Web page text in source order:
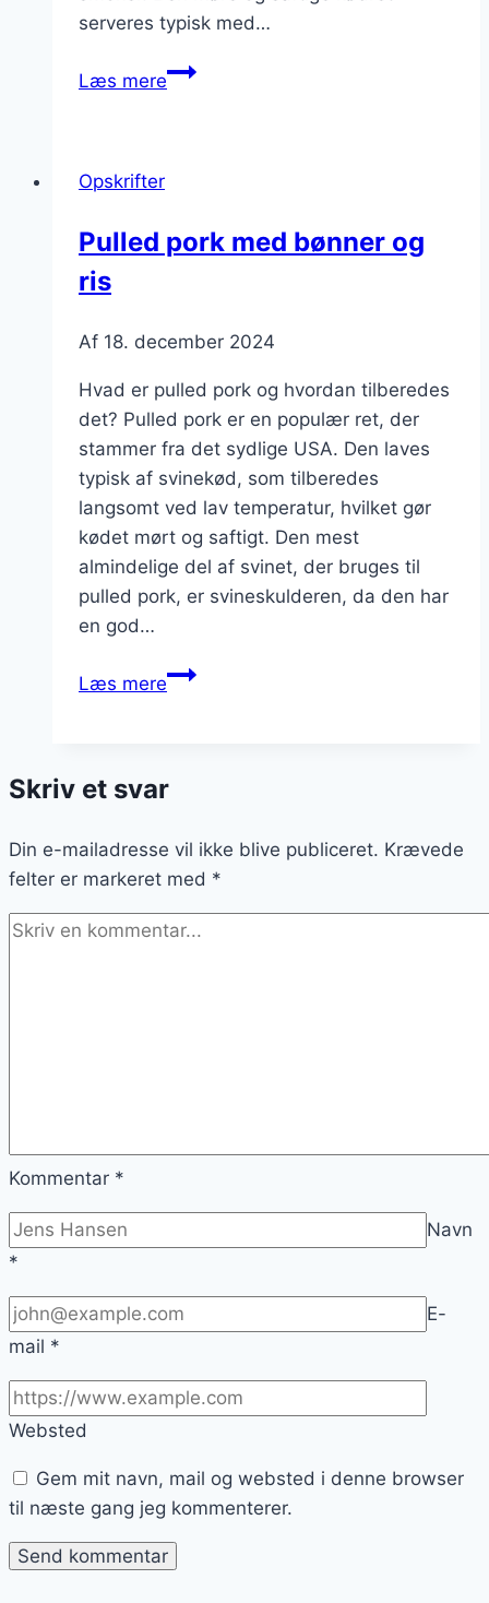
serveres typisk med…
Læs merePulled
Opskrifter
Pulled pork med bønner og
ris
Af 18. december 2024
Hvad er pulled pork og hvordan tilberedes
det? Pulled pork er en populær ret, der
stammer fra det sydlige USA. Den laves
typisk af svinekød, som tilberedes
langsomt ved lav temperatur, hvilket gør
kødet mørt og saftigt. Den mest
almindelige del af svinet, der bruges til
pulled pork, er svineskulderen, da den har
en god…
Læs merePulled
og
Skriv et svar
Din e-mailadresse vil ikke blive publiceret. Krævede
felter er markeret med *
Kommentar *
Navn
*
E-
mail *
Websted
Gem mit navn, mail og websted i denne browser
til næste gang jeg kommenterer.